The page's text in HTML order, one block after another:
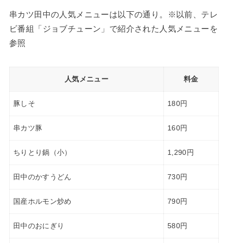
串カツ田中の人気メニューは以下の通り。※以前、テレ
ビ番組「ジョブチューン」で紹介された人気メニューを
参照
人気メニュー 料金
豚しそ 180円
串カツ豚 160円
ちりとり鍋（小） 1,290円
田中のかすうどん 730円
国産ホルモン炒め 790円
田中のおにぎり 580円